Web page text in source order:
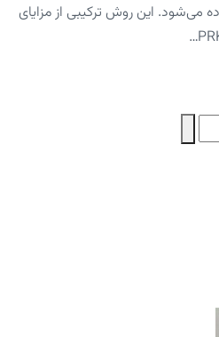
می‌شود. این روش ترکیبی از مزایای